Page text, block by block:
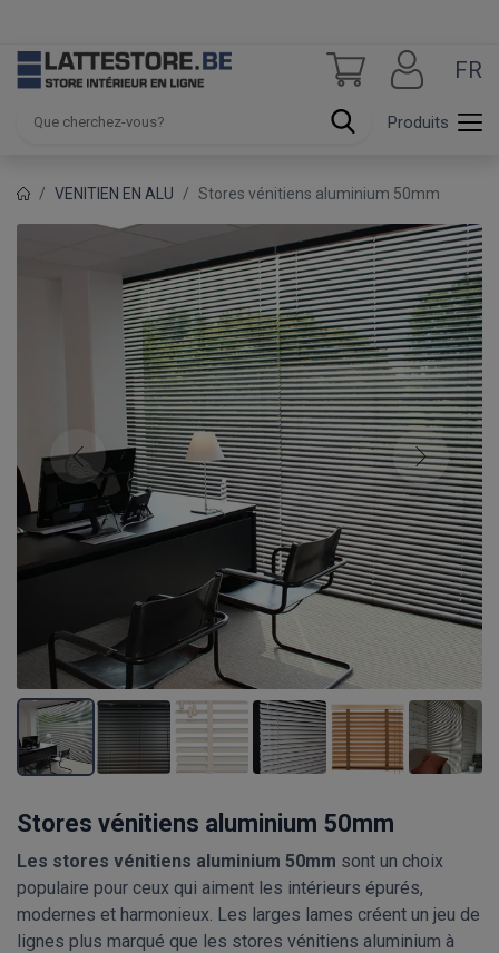
Produits
FR
VENITIEN EN ALU Stores vénitiens aluminium 50mm
Stores vénitiens aluminium 50mm
Les stores vénitiens aluminium 50mm sont un choix
populaire pour ceux qui aiment les intérieurs épurés,
modernes et harmonieux. Les larges lames créent un jeu de
lignes plus marqué que les stores vénitiens aluminium à